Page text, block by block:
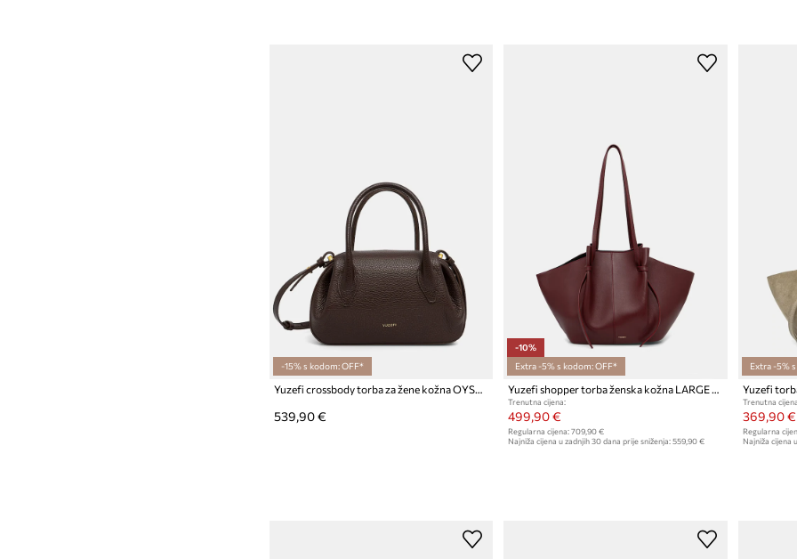
-15% s kodom: OFF*
Yuzefi crossbody torba za žene kožna OYSTER MINI DUFFLE
539,90 €
-10%
Extra -5% s kodom: OFF*
Yuzefi shopper torba ženska kožna LARGE MOCHI
Trenutna cijena:
499,90 €
Regularna cijena: 709,90 €
Najniža cijena u zadnjih 30 dana prije sniženja: 559,90 €
Extra -5%
Trenutna
369,90 €
Regularna
Najniža cijena